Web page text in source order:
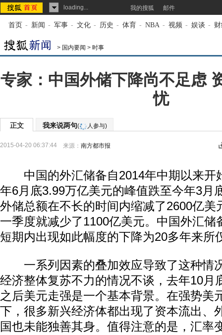
loading... 我的搜狐 邮件
首页 - 新闻 - 军事 - 文化 - 历史 - 体育 - NBA - 视频 - 娱谈 -
> 国内要闻 > 时事
专家：中国外储下降尚不足虑
忧
正文 我来说两句( 人参与)
2015-04-20 06:37:44 来源： 南方都市报
中国的外汇储备自2014年中期以来开
年6月底3.99万亿美元的峰值跌至今年3月
外储总额在不长的时间内缩减了2600亿美
一季度就减少了1100亿美元。中国外汇储
短期内出现如此幅度的下降为20多年来所
一系列因素的叠加效应导致了这种情
经济整体复苏不力的情况不谈，去年10月
之后美元走强是一个基本背景。在强势美
下，很多新兴经济体都出现了资本流出、
国也未能独善其身。值得注意的是，汇率